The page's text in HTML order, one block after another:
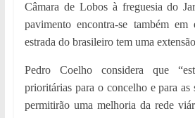
Câmara de Lobos à freguesia do
pavimento encontra-se também em
estrada do brasileiro tem uma
Pedro Coelho considera que
prioritárias para o concelho e para as
permitirão uma melhoria da rede